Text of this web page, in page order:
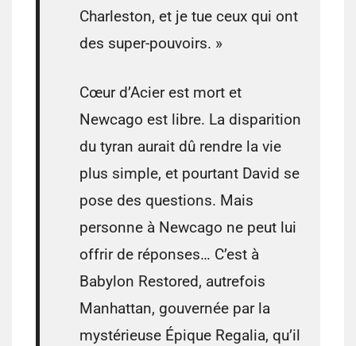
Charleston, et je tue ceux qui ont
des super-pouvoirs. »
Cœur d’Acier est mort et
Newcago est libre. La disparition
du tyran aurait dû rendre la vie
plus simple, et pourtant David se
pose des questions. Mais
personne à Newcago ne peut lui
offrir de réponses… C’est à
Babylon Restored, autrefois
Manhattan, gouvernée par la
mystérieuse Épique Regalia, qu’il